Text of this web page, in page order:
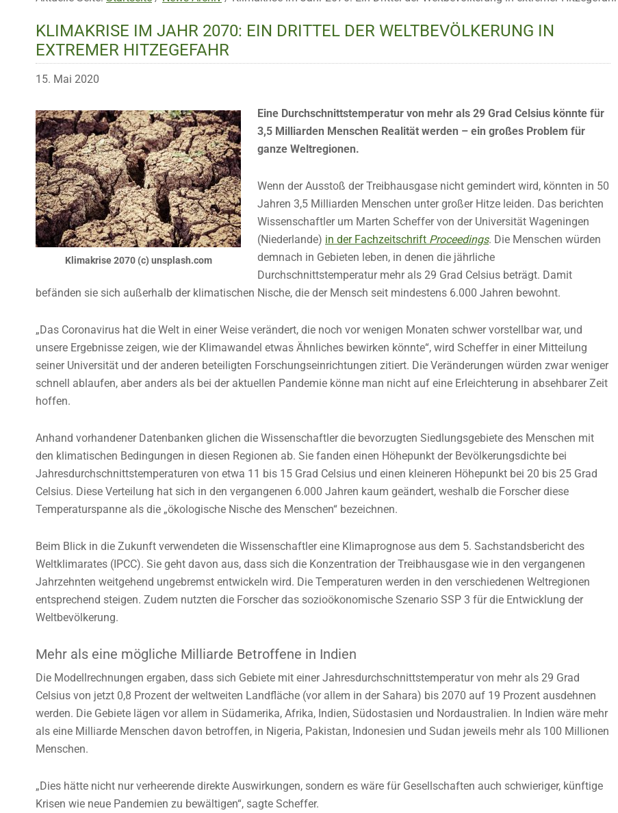
KLIMAKRISE IM JAHR 2070: EIN DRITTEL DER WELTBEVÖLKERUNG IN
EXTREMER HITZEGEFAHR
15. Mai 2020
Klimakrise 2070 (c) unsplash.com
Eine Durchschnittstemperatur von mehr als 29 Grad Celsius könnte für
3,5 Milliarden Menschen Realität werden – ein großes Problem für
ganze Weltregionen.
Wenn der Ausstoß der Treibhausgase nicht gemindert wird, könnten in 50
Jahren 3,5 Milliarden Menschen unter großer Hitze leiden. Das berichten
Wissenschaftler um Marten Scheffer von der Universität Wageningen
(Niederlande) in der Fachzeitschrift Proceedings. Die Menschen würden
demnach in Gebieten leben, in denen die jährliche
Durchschnittstemperatur mehr als 29 Grad Celsius beträgt. Damit
befänden sie sich außerhalb der klimatischen Nische, die der Mensch seit mindestens 6.000 Jahren bewohnt.
„Das Coronavirus hat die Welt in einer Weise verändert, die noch vor wenigen Monaten schwer vorstellbar war, und
unsere Ergebnisse zeigen, wie der Klimawandel etwas Ähnliches bewirken könnte“, wird Scheffer in einer Mitteilung
seiner Universität und der anderen beteiligten Forschungseinrichtungen zitiert. Die Veränderungen würden zwar weniger
schnell ablaufen, aber anders als bei der aktuellen Pandemie könne man nicht auf eine Erleichterung in absehbarer Zeit
hoffen.
Anhand vorhandener Datenbanken glichen die Wissenschaftler die bevorzugten Siedlungsgebiete des Menschen mit
den klimatischen Bedingungen in diesen Regionen ab. Sie fanden einen Höhepunkt der Bevölkerungsdichte bei
Jahresdurchschnittstemperaturen von etwa 11 bis 15 Grad Celsius und einen kleineren Höhepunkt bei 20 bis 25 Grad
Celsius. Diese Verteilung hat sich in den vergangenen 6.000 Jahren kaum geändert, weshalb die Forscher diese
Temperaturspanne als die „ökologische Nische des Menschen“ bezeichnen.
Beim Blick in die Zukunft verwendeten die Wissenschaftler eine Klimaprognose aus dem 5. Sachstandsbericht des
Weltklimarates (IPCC). Sie geht davon aus, dass sich die Konzentration der Treibhausgase wie in den vergangenen
Jahrzehnten weitgehend ungebremst entwickeln wird. Die Temperaturen werden in den verschiedenen Weltregionen
entsprechend steigen. Zudem nutzten die Forscher das sozioökonomische Szenario SSP 3 für die Entwicklung der
Weltbevölkerung.
Mehr als eine mögliche Milliarde Betroffene in Indien
Die Modellrechnungen ergaben, dass sich Gebiete mit einer Jahresdurchschnittstemperatur von mehr als 29 Grad
Celsius von jetzt 0,8 Prozent der weltweiten Landfläche (vor allem in der Sahara) bis 2070 auf 19 Prozent ausdehnen
werden. Die Gebiete lägen vor allem in Südamerika, Afrika, Indien, Südostasien und Nordaustralien. In Indien wäre mehr
als eine Milliarde Menschen davon betroffen, in Nigeria, Pakistan, Indonesien und Sudan jeweils mehr als 100 Millionen
Menschen.
„Dies hätte nicht nur verheerende direkte Auswirkungen, sondern es wäre für Gesellschaften auch schwieriger, künftige
Krisen wie neue Pandemien zu bewältigen“, sagte Scheffer.